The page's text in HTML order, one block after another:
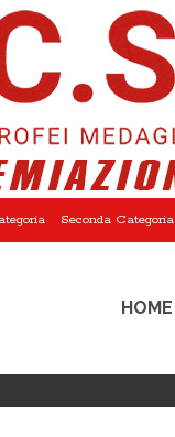
Seconda Categoria
HOME